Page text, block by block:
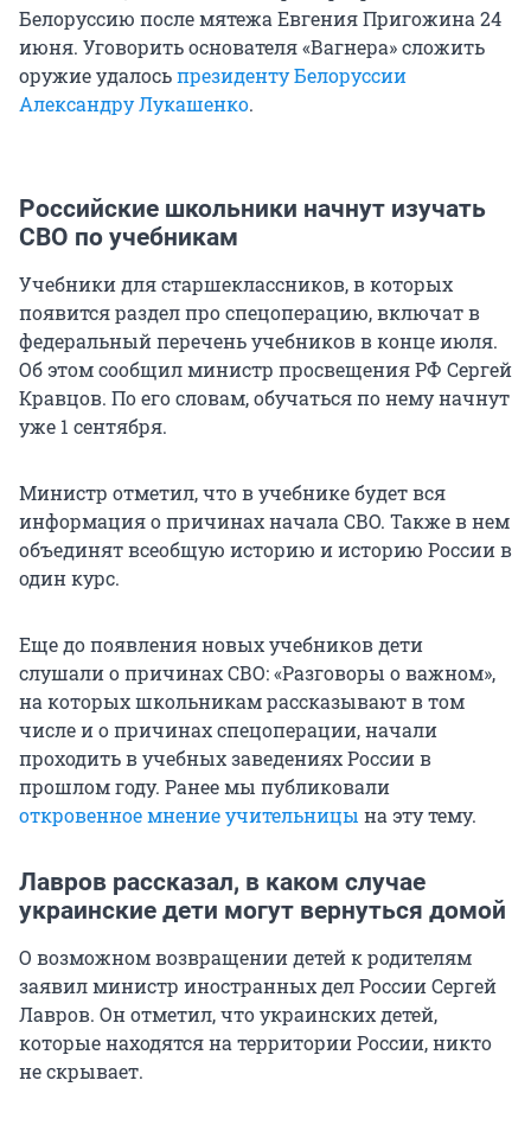
Белоруссию после мятежа Евгения Пригожина 24
июня. Уговорить основателя «Вагнера» сложить
оружие удалосьпрезиденту Белоруссии
Александру Лукашенко.
Российские школьники начнут изучать
СВО по учебникам
Учебники для старшеклассников, в которых
появится раздел про спецоперацию, включат в
федеральный перечень учебников в конце июля.
Об этом сообщил министр просвещения РФ Сергей
Кравцов. По его словам, обучаться по нему начнут
уже 1 сентября.
Министр отметил, что в учебнике будет вся
информация о причинах начала СВО. Также в нем
объединят всеобщую историю и историю России в
один курс.
Еще до появления новых учебников дети
слушали о причинах СВО: «Разговоры о важном»,
на которых школьникам рассказывают в том
числе и о причинах спецоперации, начали
проходить в учебных заведениях России в
прошлом году. Ранее мы публиковали
откровенное мнение учительницы на эту тему.
Лавров рассказал, в каком случае
украинские дети могут вернуться домой
О возможном возвращении детей к родителям
заявил министр иностранных дел России Сергей
Лавров. Он отметил, что украинских детей,
которые находятся на территории России, никто
не скрывает.